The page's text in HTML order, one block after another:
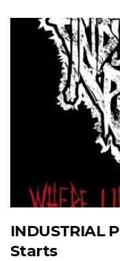
INDUSTRIAL
Starts